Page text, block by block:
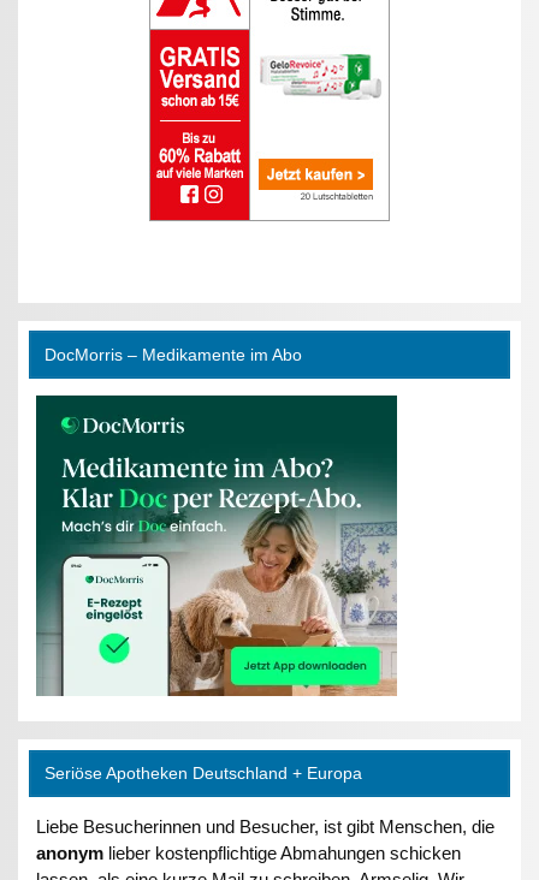
DocMorris – Medikamente im Abo
Seriöse Apotheken Deutschland + Europa
Liebe Besucherinnen und Besucher, ist gibt Menschen, die
anonym lieber kostenpflichtige Abmahungen schicken